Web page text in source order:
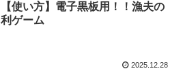
【使い方】電子黒板用！！漁夫の
利ゲーム
2025.12.28